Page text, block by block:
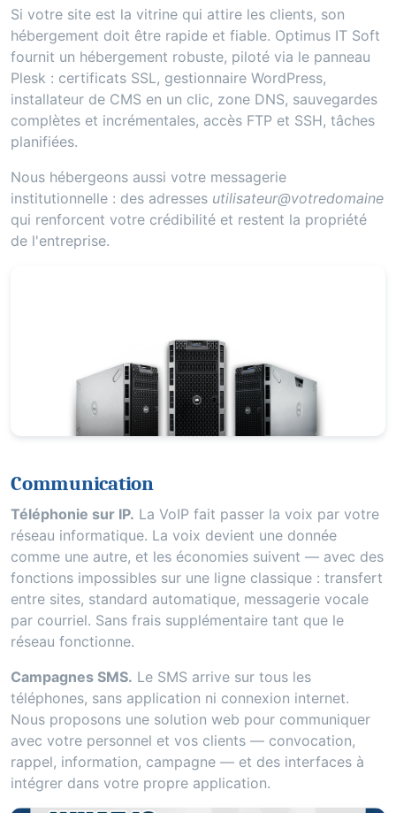
Si votre site est la vitrine qui attire les clients, son
hébergement doit être rapide et fiable. Optimus IT Soft
fournit un hébergement robuste, piloté via le panneau
Plesk : certificats SSL, gestionnaire WordPress,
installateur de CMS en un clic, zone DNS, sauvegardes
complètes et incrémentales, accès FTP et SSH, tâches
planifiées.
Nous hébergeons aussi votre messagerie
institutionnelle : des adresses utilisateur@votredomaine
qui renforcent votre crédibilité et restent la propriété
de l'entreprise.
Communication
Téléphonie sur IP. La VoIP fait passer la voix par votre
réseau informatique. La voix devient une donnée
comme une autre, et les économies suivent — avec des
fonctions impossibles sur une ligne classique : transfert
entre sites, standard automatique, messagerie vocale
par courriel. Sans frais supplémentaire tant que le
réseau fonctionne.
Campagnes SMS. Le SMS arrive sur tous les
téléphones, sans application ni connexion internet.
Nous proposons une solution web pour communiquer
avec votre personnel et vos clients — convocation,
rappel, information, campagne — et des interfaces à
intégrer dans votre propre application.